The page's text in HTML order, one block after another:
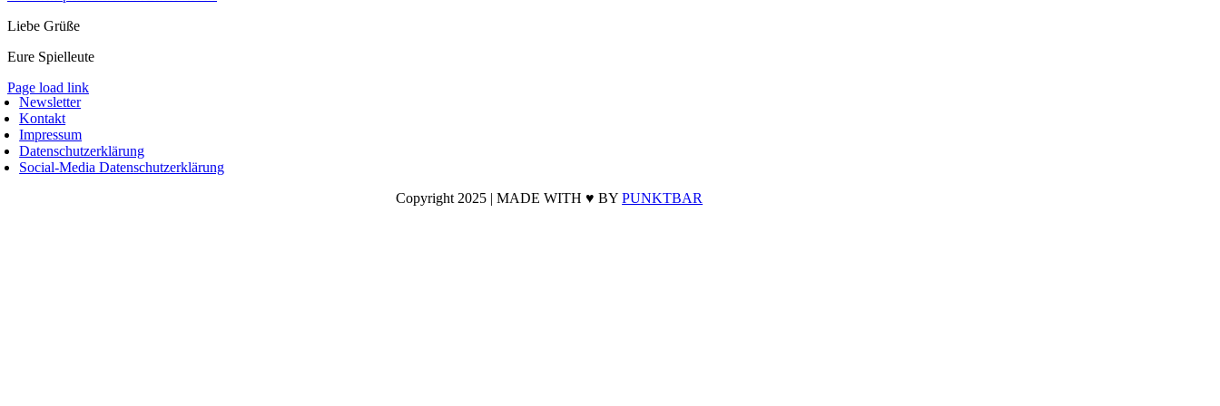
Liebe Grüße
Eure Spielleute
Newsletter
Kontakt
Impressum
Datenschutzerklärung
Social-Media Datenschutzerklärung
Copyright 2025 | MADE WITH ♥ BYPUNKTBAR
Page load link
Nach
oben